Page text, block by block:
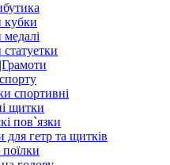
кубки
спортивні
щитки
пов`язки
для гетр та щитків